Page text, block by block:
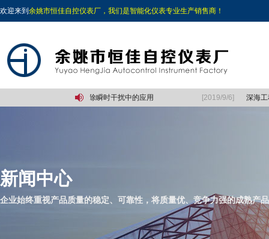
欢迎来到 余姚市恒佳自控仪表厂，我们是智能化仪表专业生产销售商！
机中定时/拉动计数器在消除瞬时干扰中的应用 [2019/9/6] 深海工
新闻中心
企业始终重视产品质量的稳定、可靠性，将质量优、竞争力强的成熟产